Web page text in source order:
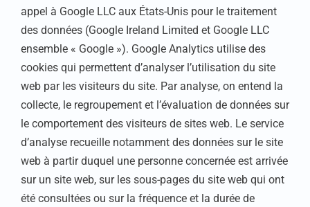
appel à Google LLC aux États-Unis pour le traitement
des données (Google Ireland Limited et Google LLC
ensemble « Google »). Google Analytics utilise des
cookies qui permettent d’analyser l’utilisation du site
web par les visiteurs du site. Par analyse, on entend la
collecte, le regroupement et l’évaluation de données sur
le comportement des visiteurs de sites web. Le service
d’analyse recueille notamment des données sur le site
web à partir duquel une personne concernée est arrivée
sur un site web, sur les sous-pages du site web qui ont
été consultées ou sur la fréquence et la durée de